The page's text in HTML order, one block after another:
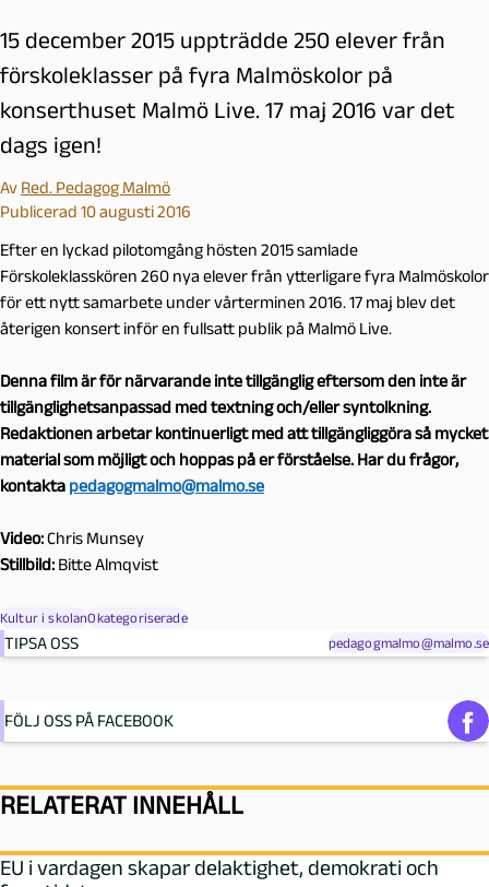
15 december 2015 uppträdde 250 elever från
förskoleklasser på fyra Malmöskolor på
konserthuset Malmö Live. 17 maj 2016 var det
dags igen!
Av Red. Pedagog Malmö
Publicerad 10 augusti 2016
Efter en lyckad pilotomgång hösten 2015 samlade
Förskoleklasskören 260 nya elever från ytterligare fyra Malmöskolor
för ett nytt samarbete under vårterminen 2016. 17 maj blev det
återigen konsert inför en fullsatt publik på Malmö Live.
Denna film är för närvarande inte tillgänglig eftersom den inte är
tillgänglighetsanpassad med textning och/eller syntolkning.
Redaktionen arbetar kontinuerligt med att tillgängliggöra så mycket
material som möjligt och hoppas på er förståelse. Har du frågor,
kontakta pedagogmalmo@malmo.se
Video:Chris Munsey
Stillbild: Bitte Almqvist
Kultur i skolanOkategoriserade
TIPSA OSS pedagogmalmo@malmo.se
FÖLJ OSS PÅ FACEBOOK
RELATERAT INNEHÅLL
EU i vardagen skapar delaktighet, demokrati och